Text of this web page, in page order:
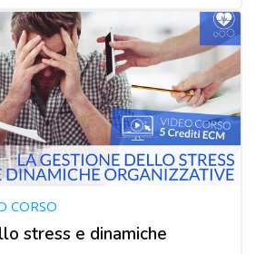
stress e dinamiche
CORSO